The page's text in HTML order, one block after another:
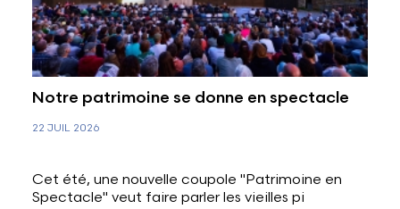
Notre patrimoine se donne en spectacle
22 JUIL 2026
Cet été, une nouvelle coupole "Patrimoine en
Spectacle" veut faire parler les vieilles pi